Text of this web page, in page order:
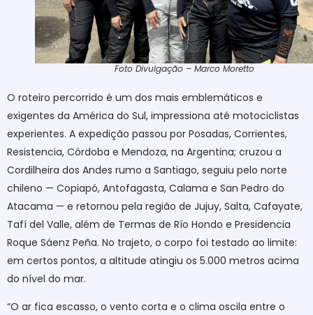
Foto Divulgação – Marco Moretto
O roteiro percorrido é um dos mais emblemáticos e
exigentes da América do Sul, impressiona até motociclistas
experientes. A expedição passou por Posadas, Corrientes,
Resistencia, Córdoba e Mendoza, na Argentina; cruzou a
Cordilheira dos Andes rumo a Santiago, seguiu pelo norte
chileno — Copiapó, Antofagasta, Calama e San Pedro do
Atacama — e retornou pela região de Jujuy, Salta, Cafayate,
Tafí del Valle, além de Termas de Río Hondo e Presidencia
Roque Sáenz Peña. No trajeto, o corpo foi testado ao limite:
em certos pontos, a altitude atingiu os 5.000 metros acima
do nível do mar.
“O ar fica escasso, o vento corta e o clima oscila entre o